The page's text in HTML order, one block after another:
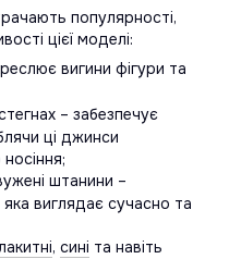
популярності,
цієї моделі:
вигини фігури та
– забезпечує
ці джинси
штанини –
виглядає сучасно та
, сині та навіть